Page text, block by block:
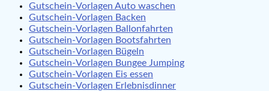
Gutschein-Vorlagen Auto waschen
Gutschein-Vorlagen Backen
Gutschein-Vorlagen Ballonfahrten
Gutschein-Vorlagen Bootsfahrten
Gutschein-Vorlagen Bügeln
Gutschein-Vorlagen Bungee Jumping
Gutschein-Vorlagen Eis essen
Gutschein-Vorlagen Erlebnisdinner